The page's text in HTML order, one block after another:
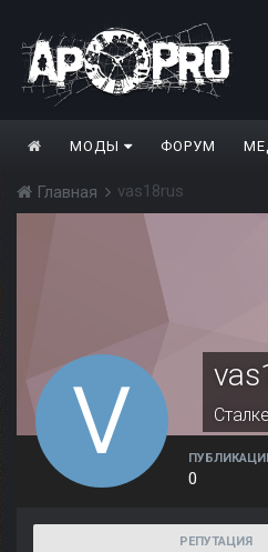
МОДЫ ФОРУМ
Главная vas18rus
0
РЕПУТАЦИЯ